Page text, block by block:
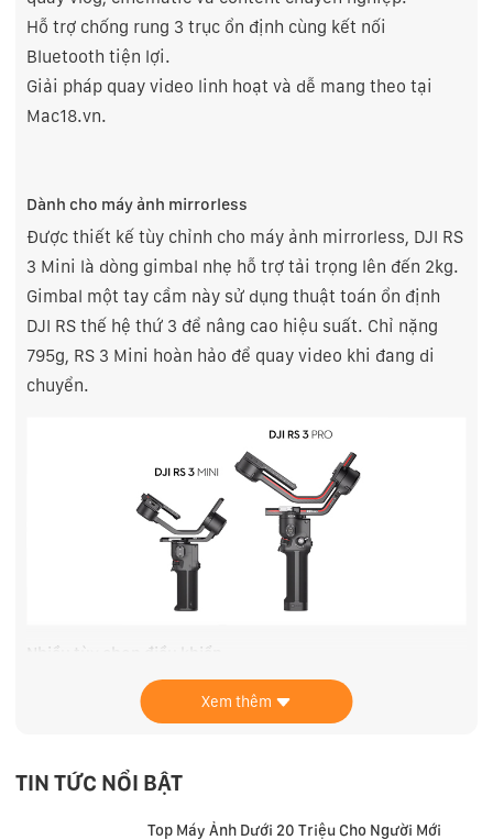
Hỗ trợ chống rung 3 trục ổn định cùng kết nối
Bluetooth tiện lợi.
Giải pháp quay video linh hoạt và dễ mang theo tại
Mac18.vn.
Dành cho máy ảnh mirrorless
Được thiết kế tùy chỉnh cho máy ảnh mirrorless, DJI RS
3 Mini là dòng gimbal nhẹ hỗ trợ tải trọng lên đến 2kg.
Gimbal một tay cầm này sử dụng thuật toán ổn định
DJI RS thế hệ thứ 3 để nâng cao hiệu suất. Chỉ nặng
795g, RS 3 Mini hoàn hảo để quay video khi đang di
chuyển.
Nhiều tùy chọn điều khiển
- Sử dụng màn hình cảm ứng OLED 1.4" để hiệu chỉnh
và cài đặt thông số cho RS 3 Mini.
Xem thêm
TIN TỨC NỔI BẬT
Top Máy Ảnh Dưới 20 Triệu Cho Người Mới